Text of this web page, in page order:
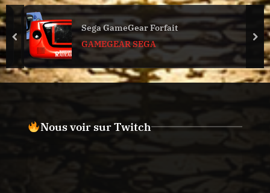
Sega GameGear Forfait
GAMEGEAR SEGA
prev
Nous voir sur Twitch